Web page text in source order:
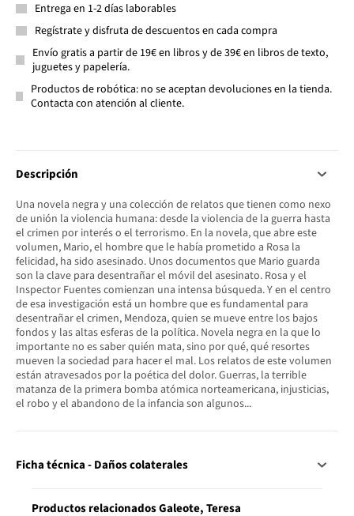
Entrega en 1-2 días laborables
Regístrate y disfruta de descuentos en cada compra
Envío gratis a partir de 19€ en libros y de 39€ en libros de texto,
juguetes y papelería.
Productos de robótica: no se aceptan devoluciones en la tienda.
Contacta con atención al cliente.
Descripción
Una novela negra y una colección de relatos que tienen como nexo
de unión la violencia humana: desde la violencia de la guerra hasta
el crimen por interés o el terrorismo. En la novela, que abre este
volumen, Mario, el hombre que le había prometido a Rosa la
felicidad, ha sido asesinado. Unos documentos que Mario guarda
son la clave para desentrañar el móvil del asesinato. Rosa y el
Inspector Fuentes comienzan una intensa búsqueda. Y en el centro
de esa investigación está un hombre que es fundamental para
desentrañar el crimen, Mendoza, quien se mueve entre los bajos
fondos y las altas esferas de la política. Novela negra en la que lo
importante no es saber quién mata, sino por qué, qué resortes
mueven la sociedad para hacer el mal. Los relatos de este volumen
están atravesados por la poética del dolor. Guerras, la terrible
matanza de la primera bomba atómica norteamericana, injusticias,
el robo y el abandono de la infancia son algunos...
Ficha técnica - Daños colaterales
Productos relacionados Galeote, Teresa